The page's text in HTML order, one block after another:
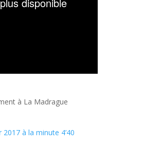
à La Madrague
à la minute 4’40